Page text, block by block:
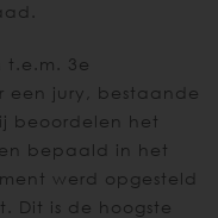
t.e.m. 3e
een jury, bestaande
beoordelen het
bepaald in het
werd opgesteld
Dit is de hoogste